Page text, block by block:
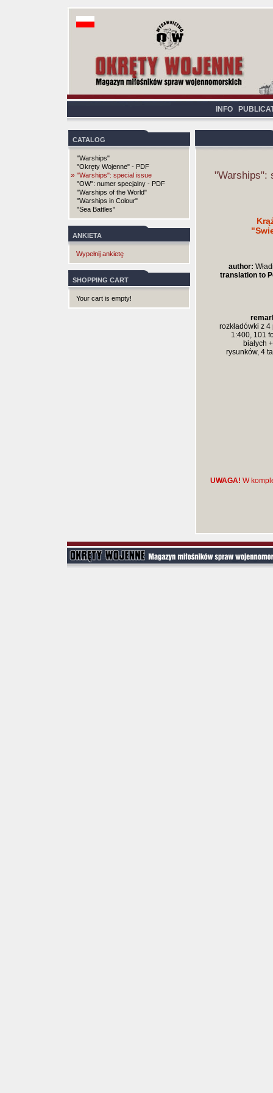
INFO
CATALOG
"Warships"
"Okręty Wojenne" - PDF
» "Warships": special issue
"OW": numer specjalny - PDF
"Warships of the World"
"Warships in Colour"
"Sea Battles"
ANKIETA
Wypełnij ankietę
SHOPPING CART
Your cart is empty!
"Warships":
author:
translation to
rozkładówki z
1:400, 101
białych
rysunków, 4
UWAGA! W